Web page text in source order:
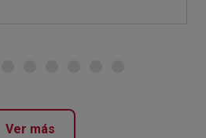
Ver más